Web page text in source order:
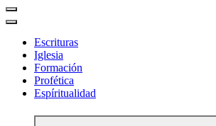
Escrituras
Iglesia
Formación
Profética
Espíritualidad